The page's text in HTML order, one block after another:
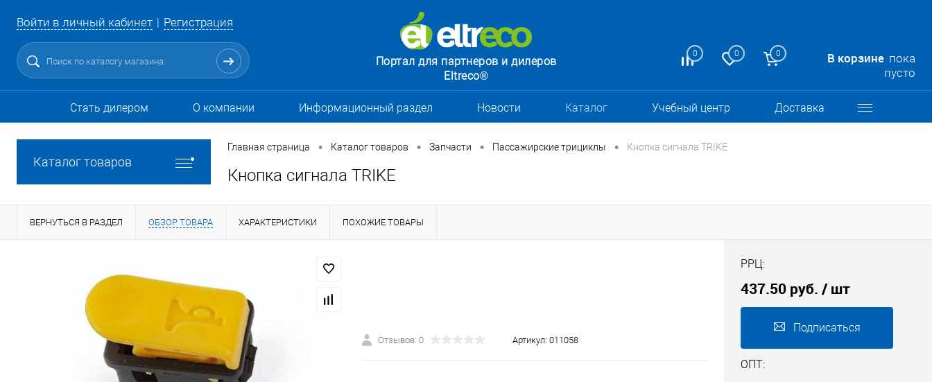
Войти в личный кабинет Регистрация
0 0 0 В корзине пока
пусто
Портал для партнеров и дилеров
Eltreco®
Стать дилером О компании Информационный раздел Новости Каталог Учебный центр Доставка
Каталог товаров
Главная страница • Каталог товаров • Запчасти • Пассажирские трициклы • Кнопка сигнала TRIKE
Кнопка сигнала TRIKE
ВЕРНУТЬСЯ В РАЗДЕЛ ОБЗОР ТОВАРА ХАРАКТЕРИСТИКИ ПОХОЖИЕ ТОВАРЫ
Отзывов: 0 Артикул: 011058
РРЦ:
437.50 руб. / шт
Подписаться
ОПТ: